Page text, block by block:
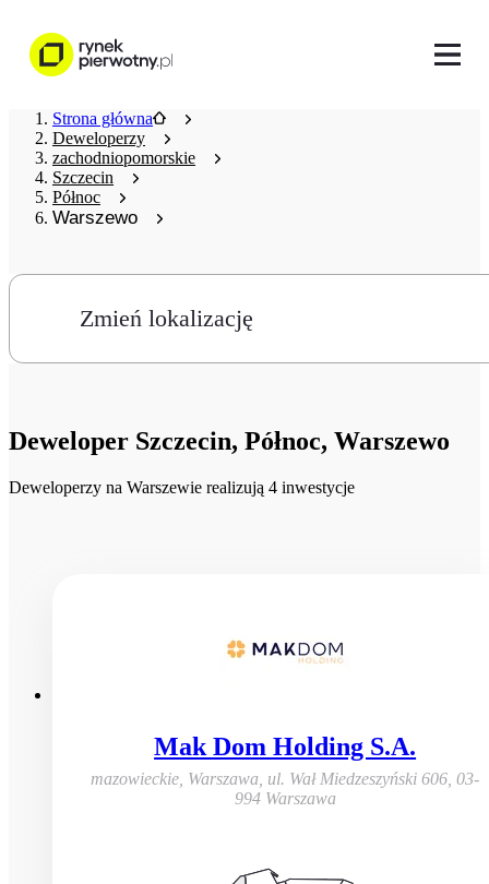
Strona główna
Deweloperzy
zachodniopomorskie
Szczecin
Północ
Warszewo
Zmień lokalizację
Deweloper Szczecin, Północ, Warszewo
Deweloperzy na Warszewie realizują 4 inwestycje
Mak Dom Holding S.A.
mazowieckie, Warszawa ul. Wał Miedzeszyński 606, 03-
994 Warszawa